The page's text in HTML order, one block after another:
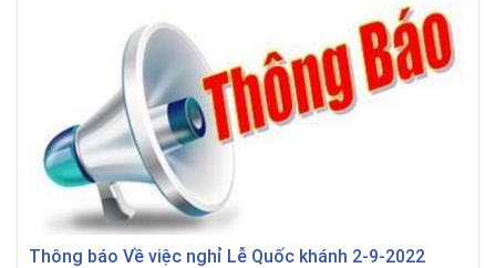
Thông báo Về việc nghỉ Lễ Quốc khánh 2-9-2022